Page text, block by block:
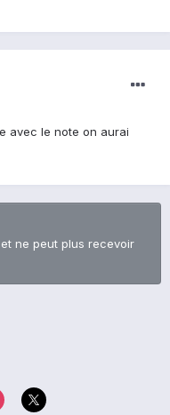
avec le note on aurai
ne peut plus recevoir